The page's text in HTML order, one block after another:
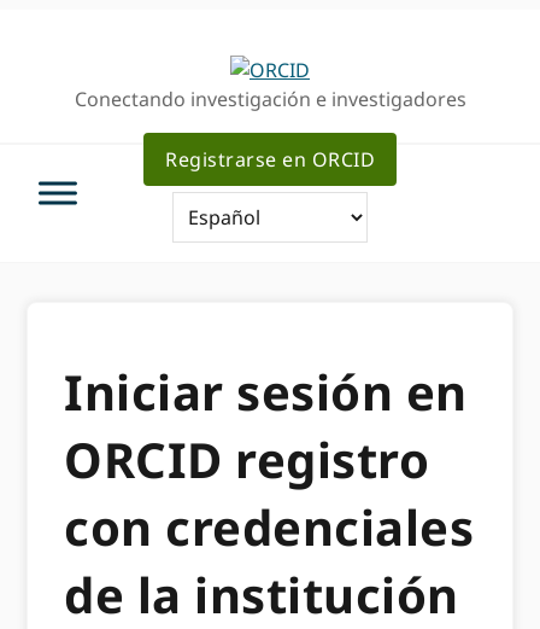
navegación
principalConectando investigación e investigadores
Registrarse en ORCID
Iniciar sesión en
ORCID registro
con credenciales
de la institución